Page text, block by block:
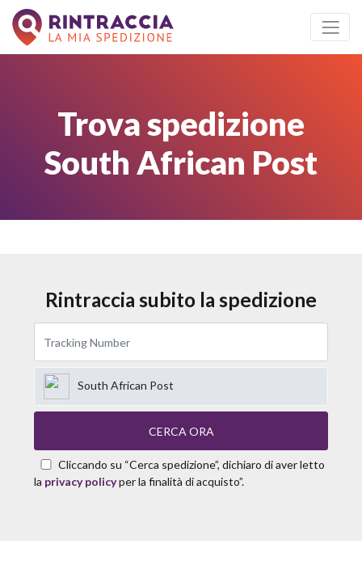
Trova spedizione
South African Post
Rintraccia subito la spedizione
South African Post
CERCA ORA
Cliccando su “Cerca spedizione”, dichiaro di aver letto
la privacy policyper la finalità di acquisto”.